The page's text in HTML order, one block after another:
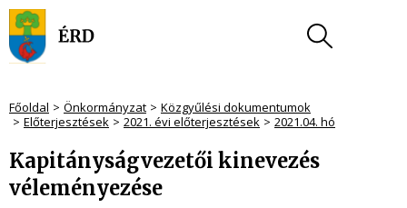
Főoldal Önkormányzat
Közgyűlési dokumentumok
Előterjesztések
2021. évi előterjesztések 2021.04. hó
Kapitányságvezetői kinevezés
véleményezése